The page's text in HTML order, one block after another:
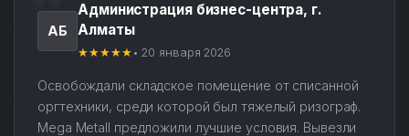
АБ
Администрация бизнес-центра, г.
Алматы
★★★★★ • 20 января 2026
Освобождали складское помещение от списанной
оргтехники, среди которой был тяжелый ризограф.
Mega Metall предложили лучшие условия. Вывезли